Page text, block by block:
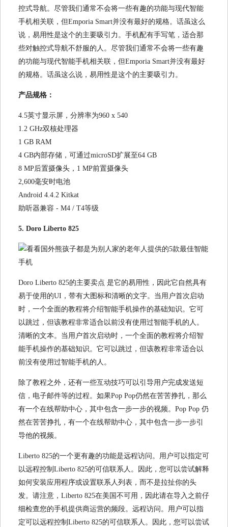
控式导航。尽管我们通常不会将一些有趣的功能与现代智能
手机相关联，但Emporia Smart并没有最好的规格。话虽这么
说，易用性是这个的主要吸引力。手机配有手写笔，适合那
些对触控式导航不舒服的人。尽管我们通常不会将一些有趣
的功能与现代智能手机相关联，但Emporia Smart并没有最好
的规格。话虽这么说，易用性是这个的主要吸引力。
产品规格：
4.5英寸显示屏，分辨率为960 x 540
1.2 GHz双核处理器
1 GB RAM
4 GB内部存储，可通过microSD扩展至64 GB
8 MP后置摄像头，1 MP前置摄像头
2,600毫安时电池
Android 4.4.2 Kitkat
助听器兼容 - M4 / T4等级
5. Doro Liberto 825
Doro Liberto 825的主要卖点 是它的易用性，因此它自然具有
易于使用的UI，带有大图标和清晰的文字。当用户首次启动
时，一个全面的教程将介绍智能手机操作的基础知识。它可
以跳过，但该教程非常适合以前没有使用过智能手机的人。
清晰的文本。当用户首次启动时，一个全面的教程将介绍智
能手机操作的基础知识。它可以跳过，但该教程非常适合以
前没有使用过智能手机的人。
除了教程之外，还有一些互动技巧可以引导用户完成发送短
信，电子邮件等的过程。如果Pop Pop仍然在苦苦挣扎，那么
有一个在线帮助中心，其中包含一步一步的视频。Pop Pop 仍
然在苦苦挣扎，有一个在线帮助中心，其中包含一步一步引
导他的视频。
Liberto 825的一个更有趣的功能是远程访问。用户可以指定可
以远程控制Liberto 825的可信联系人。因此，您可以尝试解释
如何安装应用程序或设置联系人列表，而不是拉扯你的头
发。请注意，Liberto 825在美国不可用，因此请在导入之前仔
细检查您的手机提供商运营的频段。远程访问。用户可以指
定可以远程控制Liberto 825的可信联系人。因此，您可以尝试